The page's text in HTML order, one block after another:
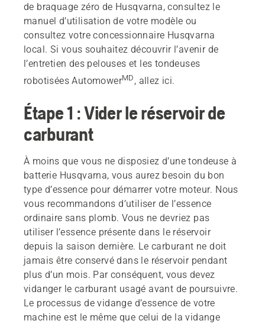
de braquage zéro de Husqvarna, consultez le
manuel d’utilisation de votre modèle ou
consultez votre concessionnaire Husqvarna
local. Si vous souhaitez découvrir l’avenir de
l’entretien des pelouses et les tondeuses
robotisées AutomowerMD , allez ici.
Étape 1 : Vider le réservoir de
carburant
À moins que vous ne disposiez d’une tondeuse à
batterie Husqvarna, vous aurez besoin du bon
type d’essence pour démarrer votre moteur. Nous
vous recommandons d’utiliser de l’essence
ordinaire sans plomb. Vous ne devriez pas
utiliser l’essence présente dans le réservoir
depuis la saison dernière. Le carburant ne doit
jamais être conservé dans le réservoir pendant
plus d’un mois. Par conséquent, vous devez
vidanger le carburant usagé avant de poursuivre.
Le processus de vidange d’essence de votre
machine est le même que celui de la vidange